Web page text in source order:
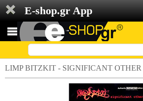
E-shop.gr App
LIMP BITZKIT - SIGNIFICANT OTHER